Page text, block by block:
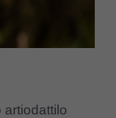
artiodattilo